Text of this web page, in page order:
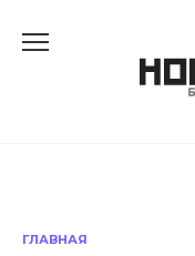
ГЛАВНАЯ